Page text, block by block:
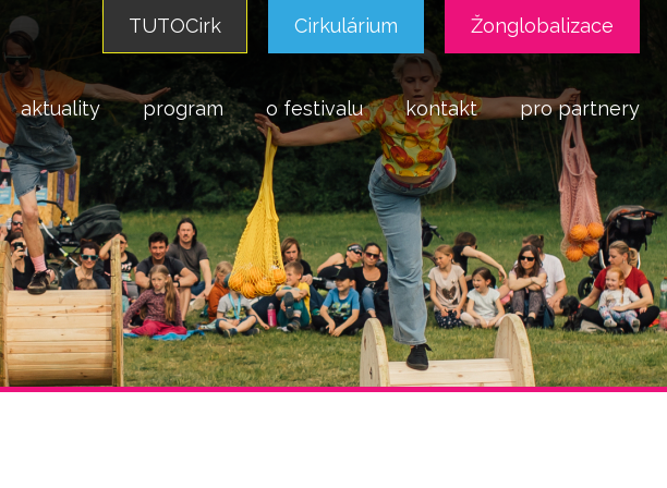
TUTOCirk Cirkulárium Žonglobalizace
aktuality program o festivalu kontakt pro partnery